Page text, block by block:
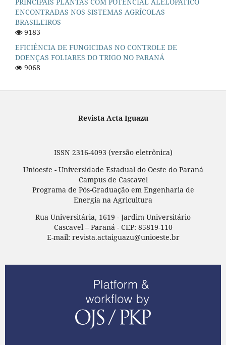
ENCONTRADAS NOS SISTEMAS AGRÍCOLAS
BRASILEIROS
9183
EFICIÊNCIA DE FUNGICIDAS NO CONTROLE DE
DOENÇAS FOLIARES DO TRIGO NO PARANÁ
9068
Revista Acta Iguazu
ISSN 2316-4093 (versão eletrônica)
Unioeste - Universidade Estadual do Oeste do Paraná
Campus de Cascavel
Programa de Pós-Graduação em Engenharia de
Energia na Agricultura
Rua Universitária, 1619 - Jardim Universitário
Cascavel – Paraná - CEP: 85819-110
E-mail: revista.actaiguazu@unioeste.br